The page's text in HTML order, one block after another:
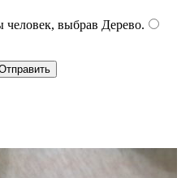
человек, выбрав Дерево.